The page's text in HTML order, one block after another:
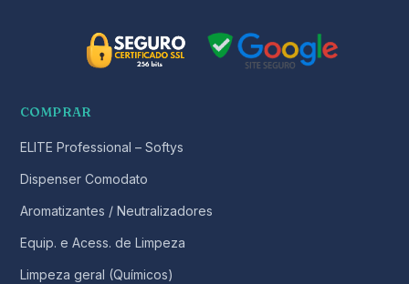
COMPRAR
ELITE Professional – Softys
Dispenser Comodato
Aromatizantes / Neutralizadores
Equip. e Acess. de Limpeza
Limpeza geral (Químicos)